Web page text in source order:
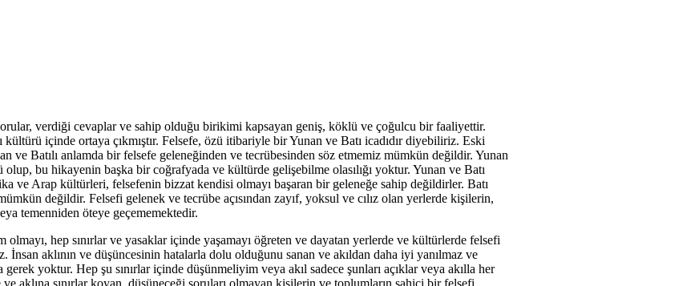
verdiği cevaplar ve sahip olduğu birikimi kapsayan geniş, köklü ve çoğulcu bir faaliyettir.
içinde ortaya çıkmıştır. Felsefe, özü itibariyle bir Yunan ve Batı icadıdır diyebiliriz. Eski
Batılı anlamda bir felsefe geleneğinden ve tecrübesinden söz etmemiz mümkün değildir. Yunan
bu hikayenin başka bir coğrafyada ve kültürde gelişebilme olasılığı yoktur. Yunan ve Batı
ve Arap kültürleri, felsefenin bizzat kendisi olmayı başaran bir geleneğe sahip değildirler. Batı
değildir. Felsefi gelenek ve tecrübe açısından zayıf, yoksul ve cılız olan yerlerde kişilerin,
temenniden öteye geçememektedir.
hep sınırlar ve yasaklar içinde yaşamayı öğreten ve dayatan yerlerde ve kültürlerde felsefi
aklının ve düşüncesinin hatalarla dolu olduğunu sanan ve akıldan daha iyi yanılmaz ve
yoktur. Hep şu sınırlar içinde düşünmeliyim veya akıl sadece şunları açıklar veya akılla her